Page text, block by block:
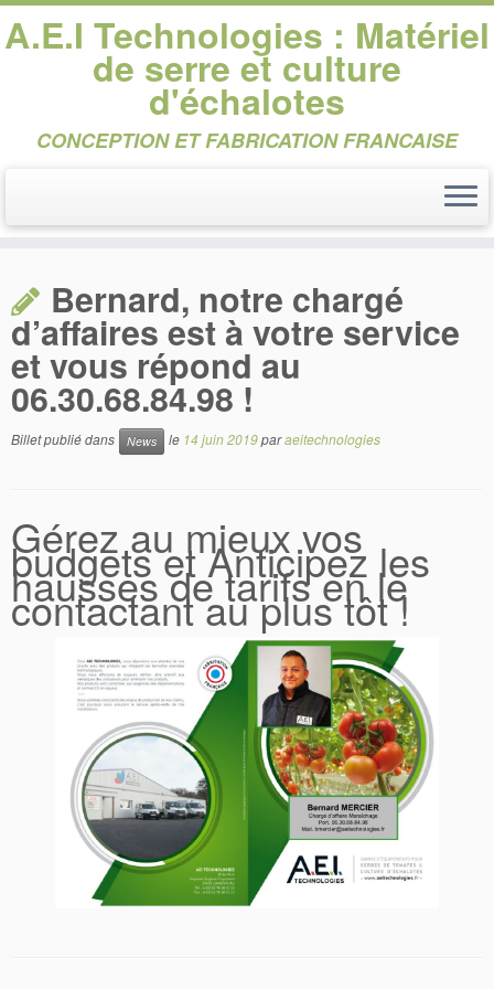
contenu
A.E.I Technologies : Matériel
de serre et culture
d'échalotes
CONCEPTION ET FABRICATION FRANCAISE
Bernard, notre chargé
d’affaires est à votre service
et vous répond au
06.30.68.84.98 !
Billet publié dans News le 14 juin 2019paraeitechnologies
Gérez au mieux vos
budgets et Anticipez les
hausses de tarifs en le
contactant au plus tôt !